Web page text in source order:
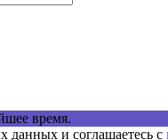
время.
данных и соглашаетесь с